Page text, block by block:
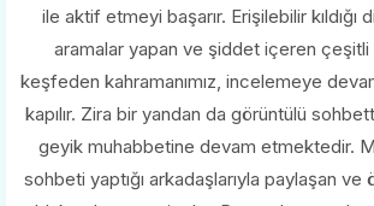
ile aktif etmeyi başarır. Erişilebilir kıldığı
aramalar yapan ve şiddet içeren çeşitli
keşfeden kahramanımız, incelemeye
kapılır. Zira bir yandan da görüntülü
geyik muhabbetine devam etmektedir.
sohbeti yaptığı arkadaşlarıyla paylaşan